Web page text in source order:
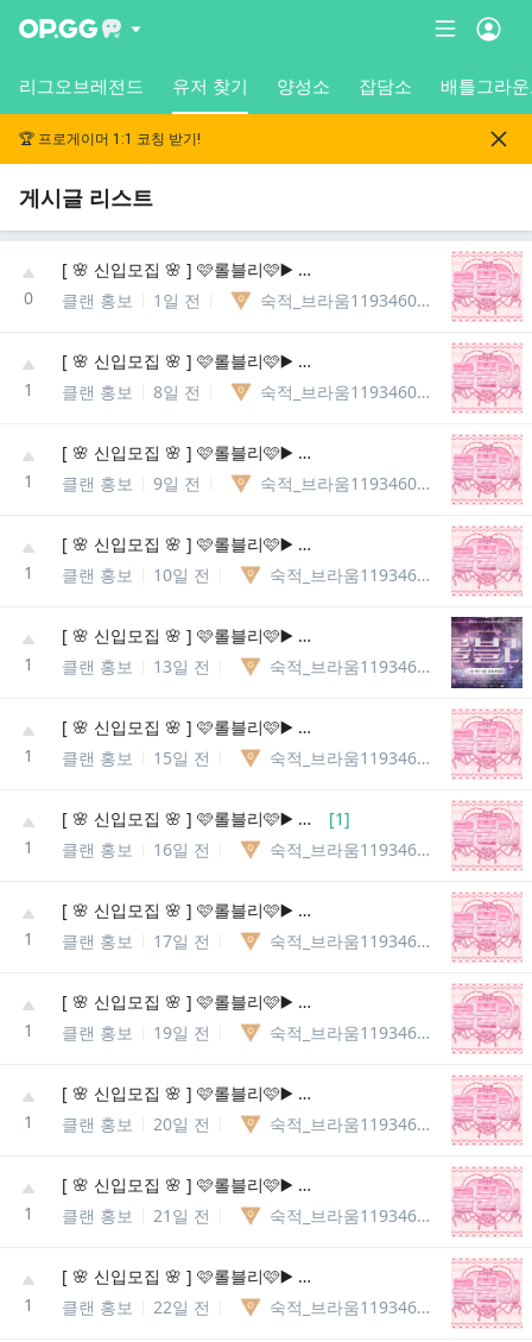
리그오브레전드 유저 찾기 양성소 잡담소 배틀그라
🏆 프로게이머 1:1 코칭 받기!
게시글 리스트
0
[ 🌸 신입모집 🌸 ] 🩷롤블리🩷▶️ 롤메인성인종합게임방◀️ 🌸 다양한 동아리 개설 🌸
클랜 홍보
1일 전 숙적_브라움11934609425910
1
[ 🌸 신입모집 🌸 ] 🩷롤블리🩷▶️ 롤메인성인종합게임방◀️ 🌸 다양한 동아리 개설 🌸
클랜 홍보
8일 전 숙적_브라움11934609425910
1
[ 🌸 신입모집 🌸 ] 🩷롤블리🩷▶️ 롤메인성인종합게임방◀️ 🌸 다양한 동아리 개설 🌸
클랜 홍보
9일 전 숙적_브라움11934609425910
1
[ 🌸 신입모집 🌸 ] 🩷롤블리🩷▶️ 롤메인성인종합게임방◀️ 🌸 다양한 동아리 개설 🌸
클랜 홍보
10일 전 숙적_브라움11934609425910
1
[ 🌸 신입모집 🌸 ] 🩷롤블리🩷▶️ 롤메인성인종합게임방◀️ 🌸 다양한 동아리 개설 🌸
클랜 홍보
13일 전 숙적_브라움11934609425910
1
[ 🌸 신입모집 🌸 ] 🩷롤블리🩷▶️ 롤메인성인종합게임방◀️ 🌸 다양한 동아리 개설 🌸
클랜 홍보
15일 전 숙적_브라움11934609425910
1
[ 🌸 신입모집 🌸 ] 🩷롤블리🩷▶️ 롤메인성인종합게임방◀️ 🌸 다양한 동아리 개설 🌸 [1]
클랜 홍보
16일 전 숙적_브라움11934609425910
1
[ 🌸 신입모집 🌸 ] 🩷롤블리🩷▶️ 롤메인성인종합게임방◀️ 🌸 다양한 동아리 개설 🌸
클랜 홍보
17일 전 숙적_브라움11934609425910
1
[ 🌸 신입모집 🌸 ] 🩷롤블리🩷▶️ 롤메인성인종합게임방◀️ 🌸 다양한 동아리 개설 🌸
클랜 홍보
19일 전 숙적_브라움11934609425910
1
[ 🌸 신입모집 🌸 ] 🩷롤블리🩷▶️ 롤메인성인종합게임방◀️ 🌸 다양한 동아리 개설 🌸
클랜 홍보
20일 전 숙적_브라움11934609425910
1
[ 🌸 신입모집 🌸 ] 🩷롤블리🩷▶️ 롤메인성인종합게임방◀️ 🌸 다양한 동아리 개설 🌸
클랜 홍보
21일 전 숙적_브라움11934609425910
1
[ 🌸 신입모집 🌸 ] 🩷롤블리🩷▶️ 롤메인성인종합게임방◀️ 🌸 다양한 동아리 개설 🌸
클랜 홍보
22일 전 숙적_브라움11934609425910